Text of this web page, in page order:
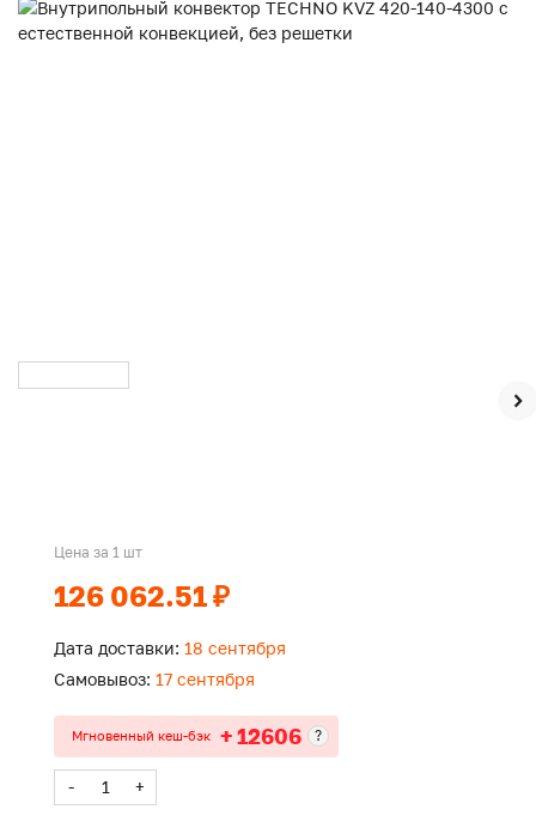
Цена за 1 шт
126 062.51 ₽
Дата доставки: 18 сентября
Самовывоз: 17 сентября
Мгновенный кеш-бэк + 12606 ?
- +